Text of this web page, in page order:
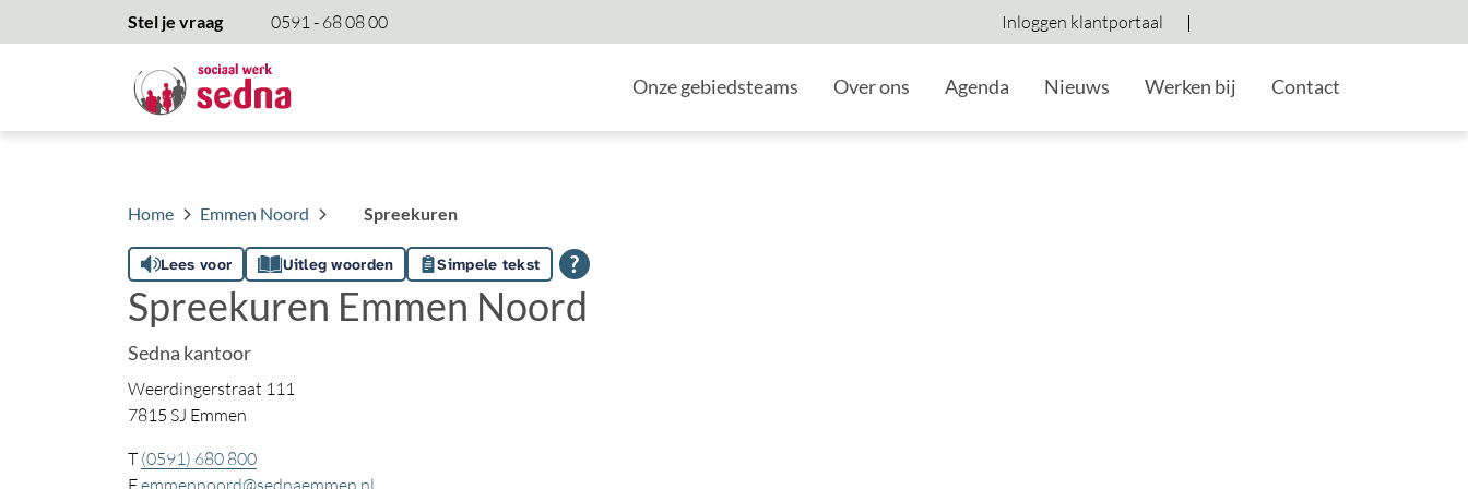
Stel je vraag 0591 - 68 08 00 Inloggen klantportaal
Hoog contrast wisselen
Lettergrootte vergroten
Lettergrootte
HomeOnze gebiedsteams Over ons Agenda Nieuws Werken bij Contact
Home Emmen Noord Spreekuren
Lees voor Uitleg woorden Simpele tekst
Spreekuren Emmen Noord
Sedna kantoor
Weerdingerstraat 111
7815 SJ Emmen
T (0591) 680 800
Eemmennoord@sednaemmen.nl